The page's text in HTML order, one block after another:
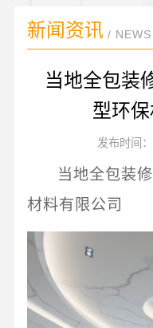
新闻资讯 /
当地全包装
型环
发布时间
当地全包装
材料有限公司